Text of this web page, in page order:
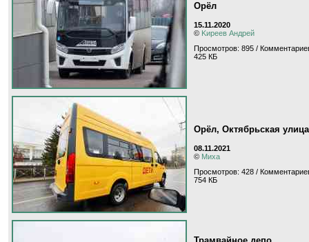
Орёл
15.11.2020
© Kиpeeв Aндpeй
Просмотров: 895 /
425 КБ
Орёл, Октябрьская улица
08.11.2021
© Миха
Просмотров: 428 /
754 КБ